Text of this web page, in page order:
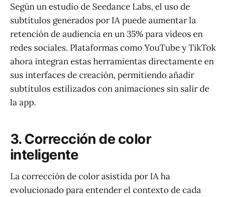
Según un estudio de Seedance Labs, el uso de
subtítulos generados por IA puede aumentar la
retención de audiencia en un 35% para vídeos en
redes sociales. Plataformas como YouTube y TikTok
ahora integran estas herramientas directamente en
sus interfaces de creación, permitiendo añadir
subtítulos estilizados con animaciones sin salir de
la app.
3. Corrección de color
inteligente
La corrección de color asistida por IA ha
evolucionado para entender el contexto de cada